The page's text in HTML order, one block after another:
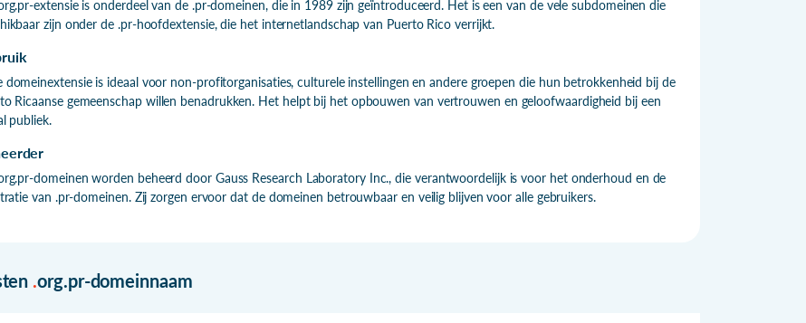
extensie is onderdeel van de .pr-domeinen, die in 1989 zijn geïntroduceerd. Het is een van de vele subdomeinen die
zijn onder de .pr-hoofdextensie, die het internetlandschap van Puerto Rico verrijkt.
domeinextensie is ideaal voor non-profitorganisaties, culturele instellingen en andere groepen die hun betrokkenheid bij de
Ricaanse gemeenschap willen benadrukken. Het helpt bij het opbouwen van vertrouwen en geloofwaardigheid bij een
publiek.
domeinen worden beheerd door Gauss Research Laboratory Inc., die verantwoordelijk is voor het onderhoud en de
van .pr-domeinen. Zij zorgen ervoor dat de domeinen betrouwbaar en veilig blijven voor alle gebruikers.
.org.pr-domeinnaam